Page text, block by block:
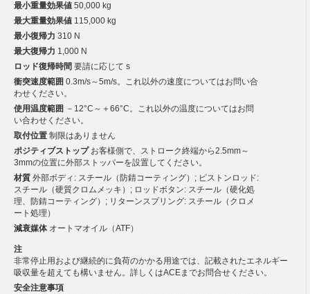
最小重量効果値 50,000 kg
最大重量効果値 115,000 kg
最小復帰力 310 N
最大復帰力 1,000 N
ロッド復帰時間 要請に応じて s
衝突速度範囲 0.3m/s～5m/s。これ以外の速度についてはお問い合
わせください。
使用温度範囲 －12°C～＋66°C。これ以外の温度についてはお問
い合わせください。
取付位置 制限はありません
ポジティブストップお客様側で、ストローク終端から2.5mm～
3mmの位置に外部ストッパーを設置してください。
材質 外部ボディ: スチール（防錆コーティング）; ピストンロッド:
スチール（硬質クロムメッキ）; ロッドボタン: スチール（硬化処
理、防錆コーティング）; リターンスプリング: スチール（クロメ
ート処理）
減衰媒体オートマオイル（ATF）
注
非常停止用および継続的に負荷のかかる用途では、記載されたエネルギー
吸収量を超えても構いません。詳しくはACEまでお問合せください。
安全注意事項